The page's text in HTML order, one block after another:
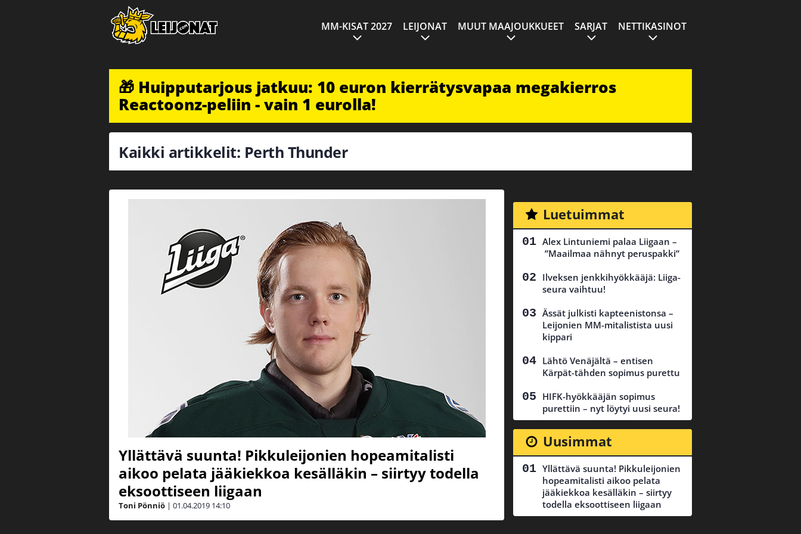
MM-KISAT 2027 LEIJONAT MUUT MAAJOUKKUEET SARJAT NETTIKASINOT
🎁 Huipputarjous jatkuu: 10 euron kierrätysvapaa megakierros
Reactoonz-peliin - vain 1 eurolla!
Kaikki artikkelit: Perth Thunder
Yllättävä suunta! Pikkuleijonien hopeamitalisti
aikoo pelata jääkiekkoa kesälläkin – siirtyy todella
eksoottiseen liigaan
Toni Pönniö | 01.04.2019 14:10
Luetuimmat
Alex Lintuniemi palaa Liigaan –
”Maailmaa nähnyt peruspakki”
Ilveksen jenkkihyökkääjä: Liiga-
seura vaihtuu!
Ässät julkisti kapteenistonsa –
Leijonien MM-mitalistista uusi
kippari
Lähtö Venäjältä – entisen
Kärpät-tähden sopimus purettu
HIFK-hyökkääjän sopimus
purettiin – nyt löytyi uusi seura!
Uusimmat
Yllättävä suunta! Pikkuleijonien
hopeamitalisti aikoo pelata
jääkiekkoa kesälläkin – siirtyy
todella eksoottiseen liigaan